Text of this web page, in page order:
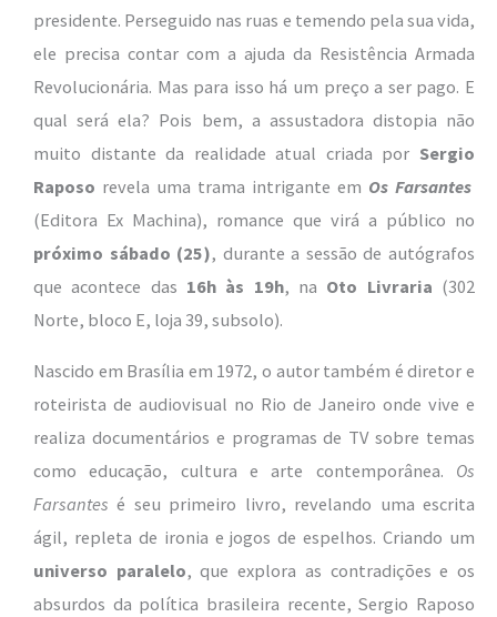
presidente. Perseguido nas ruas e temendo pela sua vida,
ele precisa contar com a ajuda da Resistência Armada
Revolucionária. Mas para isso há um preço a ser pago. E
qual será ela? Pois bem, a assustadora distopia não
muito distante da realidade atual criada por Sergio
Raposo revela uma trama intrigante em Os Farsantes
(Editora Ex Machina), romance que virá a público no
próximo sábado (25), durante a sessão de autógrafos
que acontece das 16h às 19h, na Oto Livraria (302
Norte, bloco E, loja 39, subsolo).
Nascido em Brasília em 1972, o autor também é diretor e
roteirista de audiovisual no Rio de Janeiro onde vive e
realiza documentários e programas de TV sobre temas
como educação, cultura e arte contemporânea. Os
Farsantes é seu primeiro livro, revelando uma escrita
ágil, repleta de ironia e jogos de espelhos. Criando um
universo paralelo, que explora as contradições e os
absurdos da política brasileira recente, Sergio Raposo